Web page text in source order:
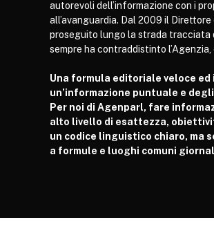
autorevoli dell’informazione con i
all’avanguardia. Dal 2009 il
proseguito lungo la strada tracciata
sempre ha contraddistinto l’Agenzia,
Una formula editoriale veloce
un’informazione puntuale e
Per noi di Agenparl, fare
alto livello di esattezza,
un codice linguistico chiaro, ma
a formule e luoghi comuni